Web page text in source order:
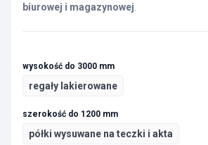
biurowej i magazynowej
wysokość do 3000 mm
regały lakierowane
szerokość do 1200 mm
półki wysuwane na teczki i akta